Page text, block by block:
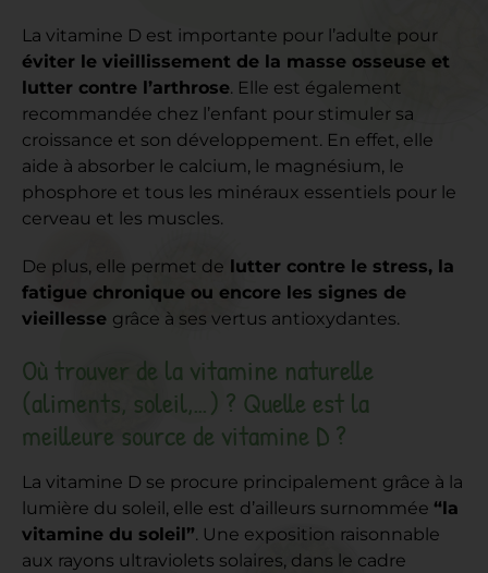
La vitamine D est importante pour l’adulte pour
éviter le vieillissement de la masse osseuse et
lutter contre l’arthrose. Elle est également
recommandée chez l’enfant pour stimuler sa
croissance et son développement. En effet, elle
aide à absorber le calcium, le magnésium, le
phosphore et tous les minéraux essentiels pour le
cerveau et les muscles.
De plus, elle permet de lutter contre le stress, la
fatigue chronique ou encore les signes de
vieillesse grâce à ses vertus antioxydantes.
Où trouver de la vitamine naturelle
(aliments, soleil,…) ? Quelle est la
meilleure source de vitamine D ?
La vitamine D se procure principalement grâce à la
lumière du soleil, elle est d’ailleurs surnommée “la
vitamine du soleil”. Une exposition raisonnable
aux rayons ultraviolets solaires, dans le cadre